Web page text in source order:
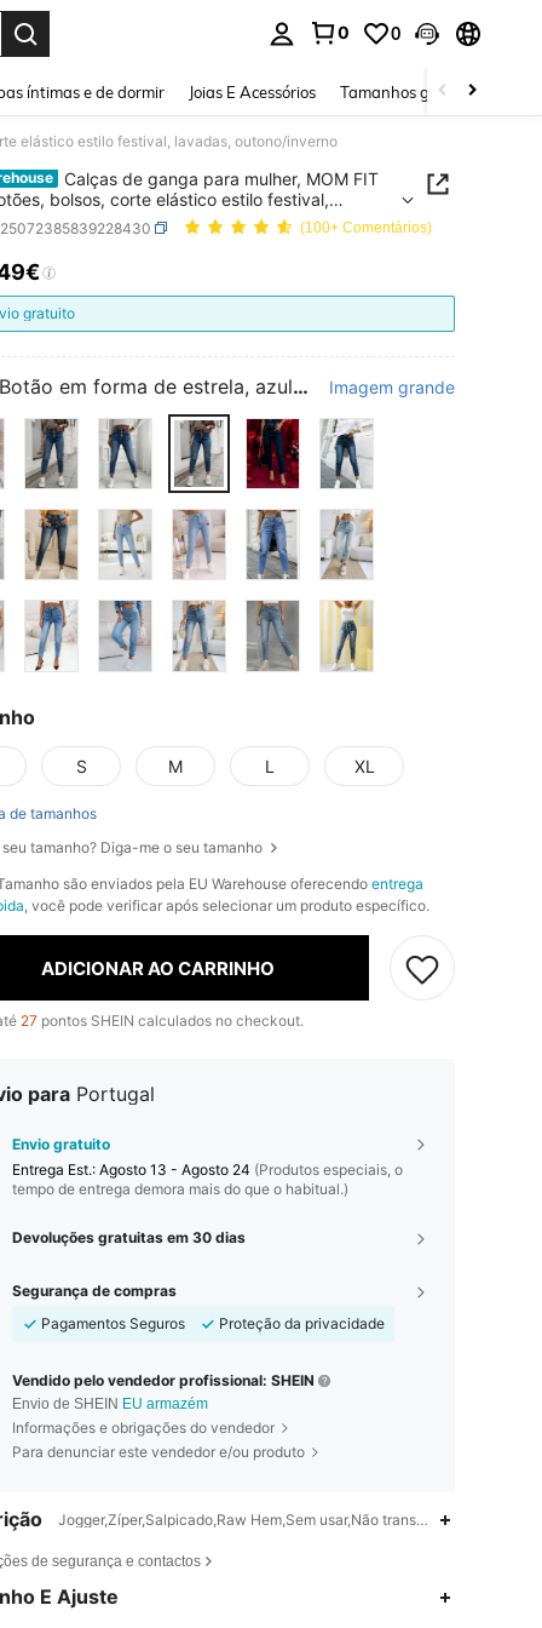
0 0
íntimas e de dormir Joias E Acessórios Tamanhos grandes
elástico estilo festival, lavadas, outono/inverno
Calças de ganga para mulher, MOM FIT
bolsos, corte elástico estilo festival,
outono/inverno
(100+ Comentários)
AND AVAILABILITY
gratuito
Botão em forma de estrela, azul escuro. Imagem grande
S M L XL
de tamanhos
seu tamanho? Diga-me o seu tamanho
são enviados pela EU Warehouse oferecendoentrega
, você pode verificar após selecionar um produto específico.
ADICIONAR AO CARRINHO
27 pontos SHEIN calculados no checkout.
para Portugal
Envio gratuito
Entrega Est.: Agosto 13 - Agosto 24 (Produtos especiais, o
tempo de entrega demora mais do que o habitual.)
Devoluções gratuitas em 30 dias
Segurança de compras
Pagamentos Seguros
Proteção da privacidade
Vendido pelo vendedor profissional: SHEIN
Envio de SHEIN EU armazém
Informações e obrigações do vendedor
Para denunciar este vendedor e/ou produto
Jogger,Zíper,Salpicado,Raw Hem,Sem usar,Não transparente
de segurança e contactos
E Ajuste